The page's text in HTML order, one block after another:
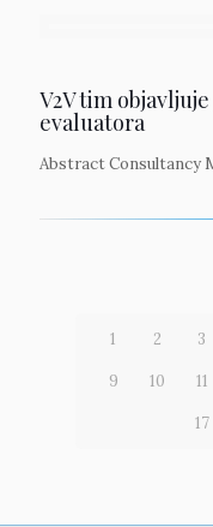
V2V tim
evaluatora
Abstract Consultancy
1 2 3
9 10 11
17